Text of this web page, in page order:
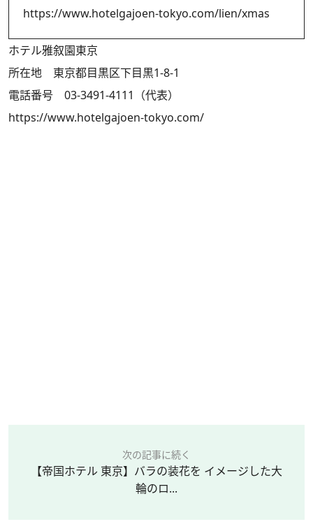
https://www.hotelgajoen-tokyo.com/lien/xmas
ホテル雅叙園東京
所在地 東京都目黒区下目黒1-8-1
電話番号 03-3491-4111（代表）
https://www.hotelgajoen-tokyo.com/
次の記事に続く
【帝国ホテル 東京】バラの装花を イメージした大
輪のロ...